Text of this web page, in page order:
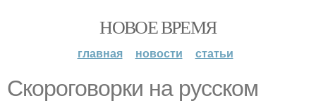
НОВОЕ ВРЕМЯ
главная новости статьи
Скороговорки на русском